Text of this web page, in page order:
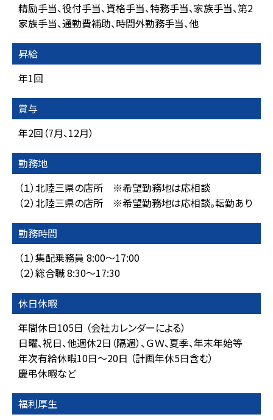
精励手当、役付手当、資格手当、特務手当、家族手当、第2
家族手当、通勤費補助、時間外勤務手当、他
昇給
年1回
賞与
年2回（7月、12月）
勤務地
（１）北陸三県の店所 ※希望勤務地は応相談
（２）北陸三県の店所 ※希望勤務地は応相談。転勤あり
勤務時間
（１）集配乗務員 8:00～17:00
（２）総合職 8:30～17:30
休日休暇
年間休日105日 （会社カレンダーによる）
日曜、祝日、他週休2日（隔週）、ＧＷ、夏季、年末年始等
年次有給休暇10日～20日 （計画年休5日含む）
慶弔休暇など
福利厚生